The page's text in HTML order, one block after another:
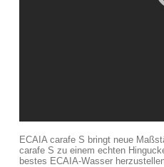
ECAIA carafe S bringt neue
carafe S zu einem echten
bestes ECAIA-Wasser